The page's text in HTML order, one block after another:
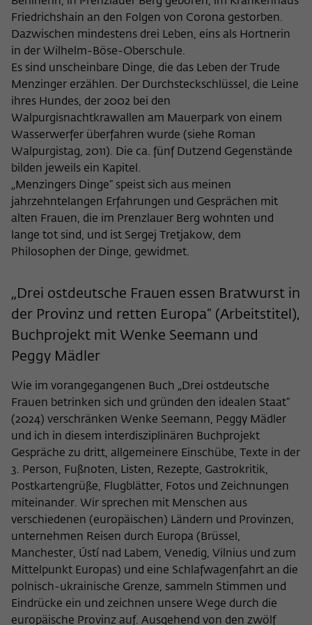
Friedrichshain an den Folgen von Corona gestorben.
Dazwischen mindestens drei Leben, eins als Hortnerin
in der Wilhelm-Böse-Oberschule.
Es sind unscheinbare Dinge, die das Leben der Trude
Menzinger erzählen. Der Durchsteckschlüssel, die Leine
ihres Hundes, der 2002 bei den
Walpurgisnachtkrawallen am Mauerpark von einem
Wasserwerfer überfahren wurde (siehe Roman
Walpurgistag, 2011). Die ca. fünf Dutzend Gegenstände
bilden jeweils ein Kapitel.
„Menzingers Dinge“ speist sich aus meinen
jahrzehntelangen Erfahrungen und Gesprächen mit
alten Frauen, die im Prenzlauer Berg wohnten und
lange tot sind, und ist Sergej Tretjakow, dem
Philosophen der Dinge, gewidmet.
„Drei ostdeutsche Frauen essen Bratwurst in
der Provinz und retten Europa“ (Arbeitstitel),
Buchprojekt mit Wenke Seemann und
Peggy Mädler
Wie im vorangegangenen Buch „Drei ostdeutsche
Frauen betrinken sich und gründen den idealen Staat“
(2024) verschränken Wenke Seemann, Peggy Mädler
und ich in diesem interdisziplinären Buchprojekt
Gespräche zu dritt, allgemeinere Einschübe, Texte in der
3. Person, Fußnoten, Listen, Rezepte, Gastrokritik,
Postkartengrüße, Flugblätter, Fotos und Zeichnungen
miteinander. Wir sprechen mit Menschen aus
verschiedenen (europäischen) Ländern und Provinzen,
unternehmen Reisen durch Europa (Brüssel,
Manchester, Ústí nad Labem, Venedig, Vilnius und zum
Mittelpunkt Europas) und eine Schlafwagenfahrt an die
polnisch-ukrainische Grenze, sammeln Stimmen und
Eindrücke ein und zeichnen unsere Wege durch die
europäische Provinz auf. Ausgehend von den zwölf
Zweck
der/die Besucher:in durch eine Verlinkung
auf wiko-berlin.de weitergeleitet wurde.
Name _pk_ses
Anbieter Matomo
Laufzeit 30 Minuten
Zweck
Dieses kurzlebige Cookie wird dazu
verwendet, vorübergehend Daten über
den aktuellen Aufenthalt des Besuchs auf
der Webseite des Wissenschaftskollegs
zu speichern.
können